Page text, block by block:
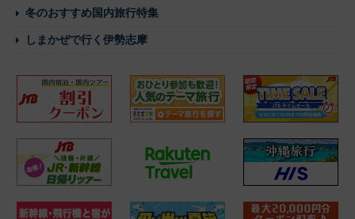
冬のおすすめ国内旅行特集
しまかぜで行く伊勢志摩